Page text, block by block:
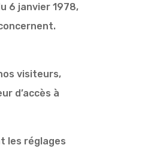
6 janvier 1978,
visiteurs,
d’accès à
les réglages